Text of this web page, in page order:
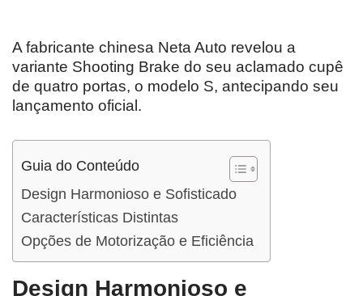
A fabricante chinesa Neta Auto revelou a
variante Shooting Brake do seu aclamado cupê
de quatro portas, o modelo S, antecipando seu
lançamento oficial.
Guia do Conteúdo
Design Harmonioso e Sofisticado
Características Distintas
Opções de Motorização e Eficiência
Design Harmonioso e